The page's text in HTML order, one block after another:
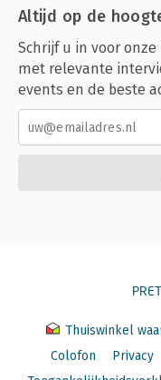
Altijd op de
Schrijf u in voor
met relevante
events en de beste
Thuiswinkel
Colofon
Privacy